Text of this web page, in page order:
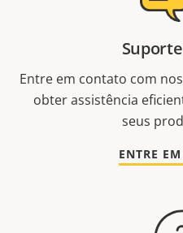
Entre em contato com
obter assistência
seus
ENTRE